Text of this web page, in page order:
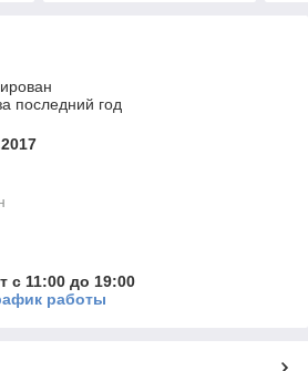
последний год
с 11:00 до 19:00
работы